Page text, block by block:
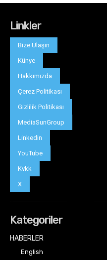
Linkler
Bize Ulaşın
Künye
Hakkımızda
Çerez Politikası
Gizlilik Politikası
MediaSunGroup
Linkedin
YouTube
Kvkk
X
Kategoriler
HABERLER
English